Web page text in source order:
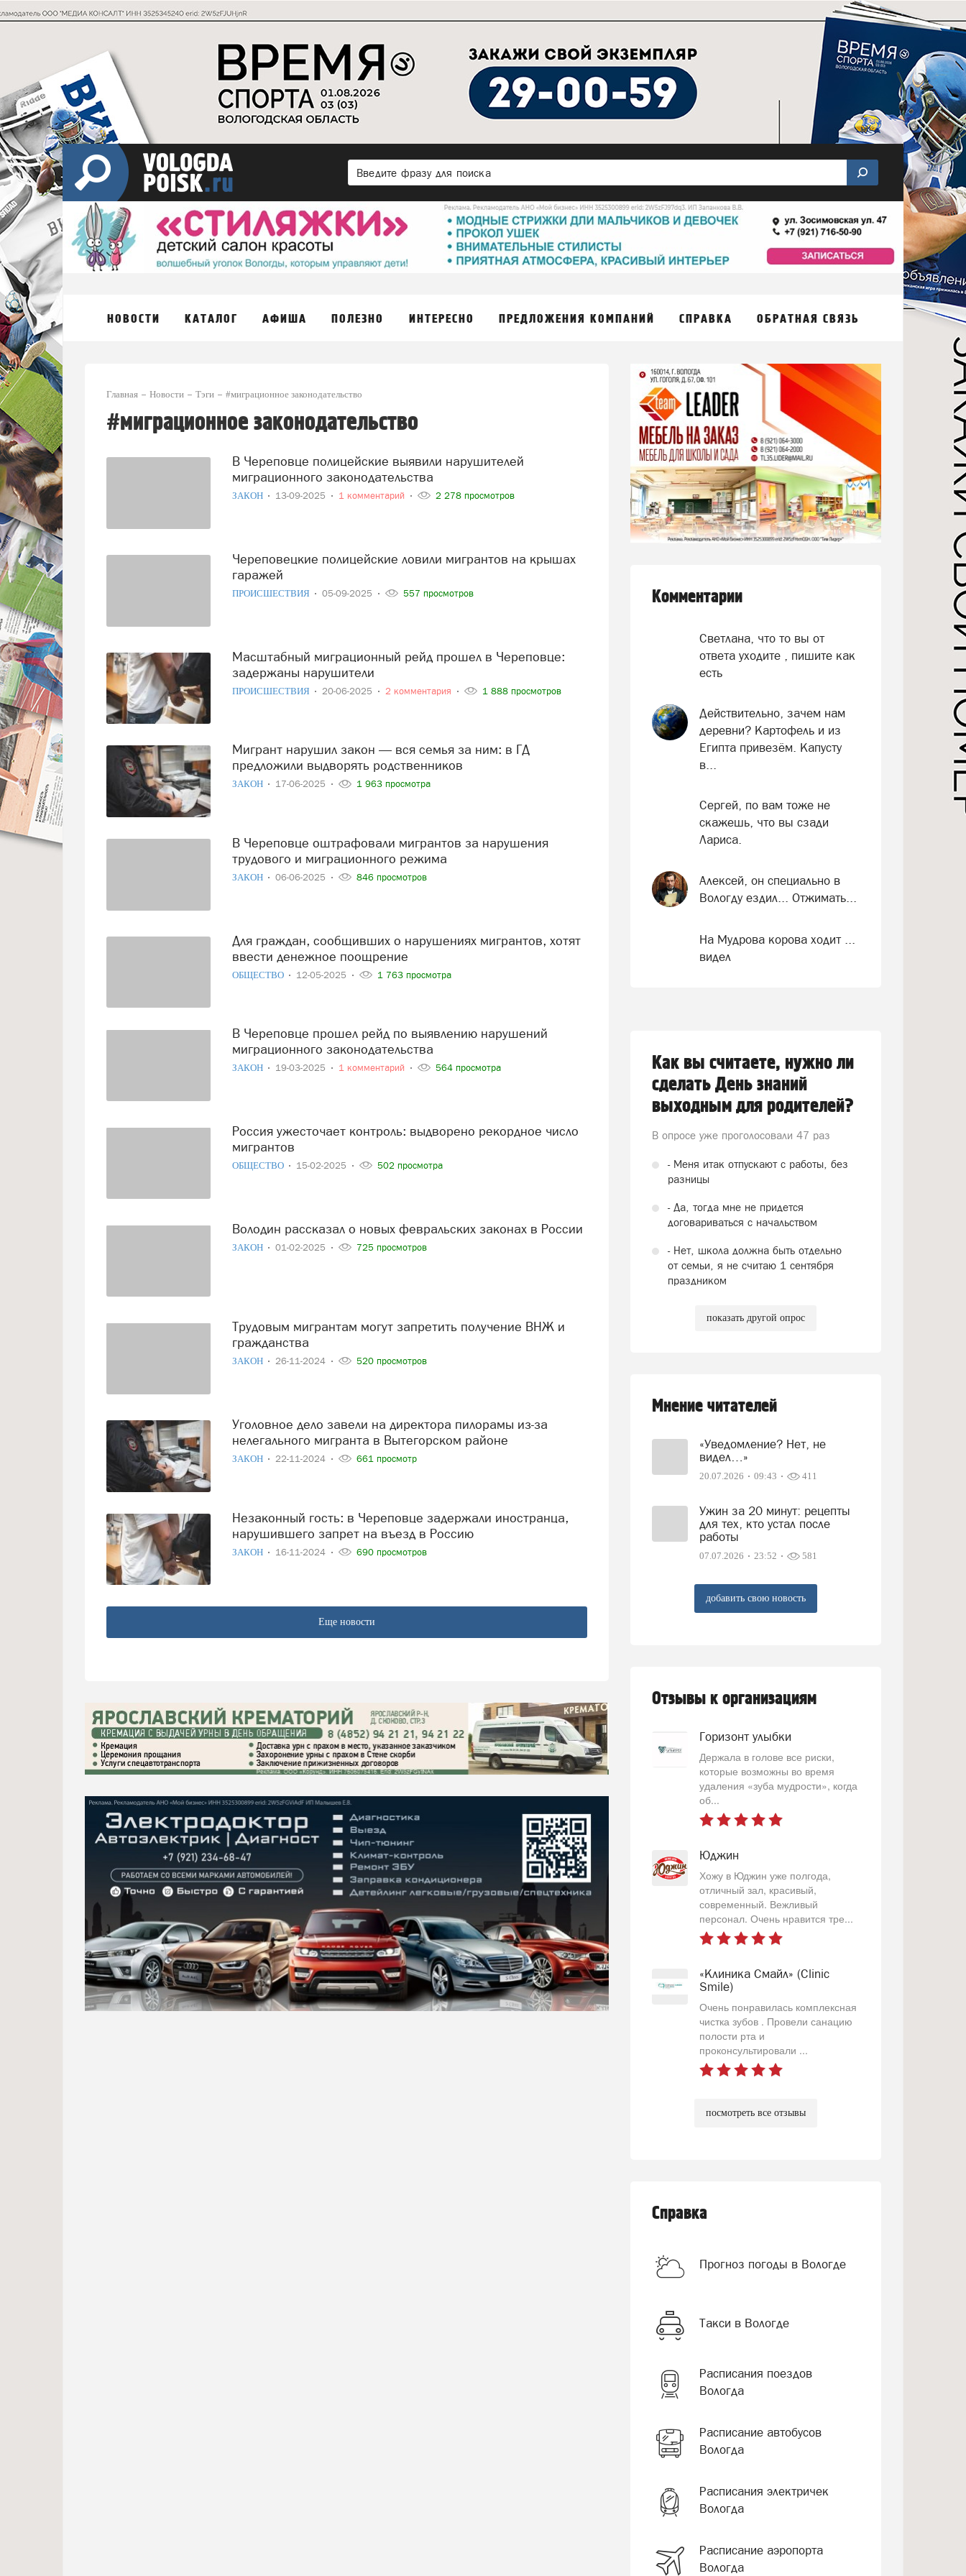
НОВОСТИ КАТАЛОГ АФИША ПОЛЕЗНО ИНТЕРЕСНО ПРЕДЛОЖЕНИЯ КОМПАНИЙ СПРАВКА ОБРАТНАЯ СВЯЗЬ
Главная Новости Тэги #миграционное законодательство
#миграционное законодательство
В Череповце полицейские выявили нарушителей
миграционного законодательства
ЗАКОН 13-09-2025 1 комментарий 2 278 просмотров
Череповецкие полицейские ловили мигрантов на крышах
гаражей
ПРОИСШЕСТВИЯ 05-09-2025 557 просмотров
Масштабный миграционный рейд прошел в Череповце:
задержаны нарушители
ПРОИСШЕСТВИЯ 20-06-2025 2 комментария 1 888 просмотров
Мигрант нарушил закон — вся семья за ним: в ГД
предложили выдворять родственников
ЗАКОН 17-06-2025 1 963 просмотра
В Череповце оштрафовали мигрантов за нарушения
трудового и миграционного режима
ЗАКОН 06-06-2025 846 просмотров
Для граждан, сообщивших о нарушениях мигрантов, хотят
ввести денежное поощрение
ОБЩЕСТВО 12-05-2025 1 763 просмотра
В Череповце прошел рейд по выявлению нарушений
миграционного законодательства
ЗАКОН 19-03-2025 1 комментарий 564 просмотра
Россия ужесточает контроль: выдворено рекордное число
мигрантов
ОБЩЕСТВО 15-02-2025 502 просмотра
Володин рассказал о новых февральских законах в России
ЗАКОН 01-02-2025 725 просмотров
Трудовым мигрантам могут запретить получение ВНЖ и
гражданства
ЗАКОН 26-11-2024 520 просмотров
Уголовное дело завели на директора пилорамы из-за
нелегального мигранта в Вытегорском районе
ЗАКОН 22-11-2024 661 просмотр
Незаконный гость: в Череповце задержали иностранца,
нарушившего запрет на въезд в Россию
ЗАКОН 16-11-2024 690 просмотров
Еще новости
Комментарии
Светлана, что то вы от
ответа уходите , пишите как
есть
Действительно, зачем нам
деревни? Картофель и из
Египта привезём. Капусту
в...
Сергей, по вам тоже не
скажешь, что вы сзади
Лариса.
Алексей, он специально в
Вологду ездил... Отжимать...
На Мудрова корова ходит ...
видел
Как вы считаете, нужно ли
сделать День знаний
выходным для родителей?
В опросе уже проголосовали 47 раз
- Меня итак отпускают с работы, без
разницы
- Да, тогда мне не придется
договариваться с начальством
- Нет, школа должна быть отдельно
от семьи, я не считаю 1 сентября
праздником
показать другой опрос
Мнение читателей
«Уведомление? Нет, не
видел…»
20.07.2026 09:43 411
Ужин за 20 минут: рецепты
для тех, кто устал после
работы
07.07.2026 23:52 581
добавить свою новость
Отзывы к организациям
Горизонт улыбки
Держала в голове все риски,
которые возможны во время
удаления «зуба мудрости», когда
об...
Юджин
Хожу в Юджин уже полгода,
отличный зал, красивый,
современный. Вежливый
персонал. Очень нравится тре...
«Клиника Смайл» (Clinic
Smile)
Очень понравилась комплексная
чистка зубов . Провели санацию
полости рта и
проконсультировали ...
посмотреть все отзывы
Справка
Прогноз погоды в Вологде
Такси в Вологде
Расписания поездов
Вологда
Расписание автобусов
Вологда
Расписания электричек
Вологда
Расписание аэропорта
Вологда